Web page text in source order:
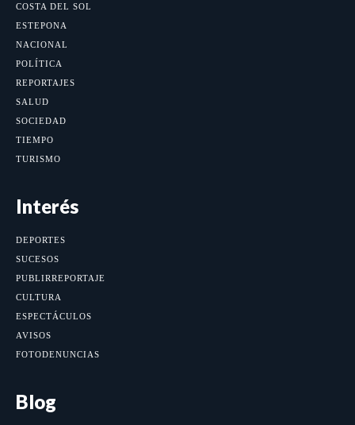
COSTA DEL SOL
ESTEPONA
NACIONAL
POLÍTICA
REPORTAJES
SALUD
SOCIEDAD
TIEMPO
TURISMO
Interés
DEPORTES
SUCESOS
PUBLIRREPORTAJE
CULTURA
ESPECTÁCULOS
AVISOS
FOTODENUNCIAS
Blog